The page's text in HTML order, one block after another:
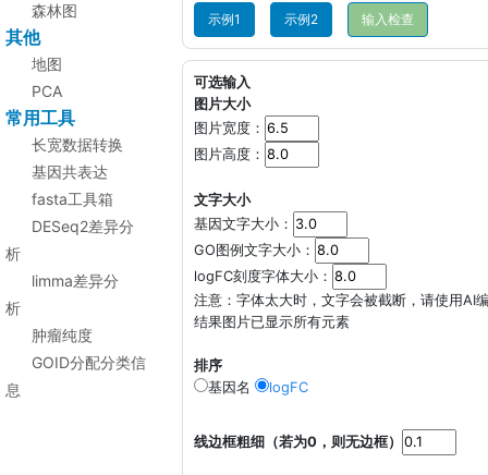
森林图
其他
地图
PCA
常用工具
长宽数据转换
基因共表达
fasta工具箱
DESeq2差异分
析
limma差异分
析
肿瘤纯度
GOID分配分类信
息
示例1 示例2
可选输入
图片大小
图片宽度：
图片高度：
文字大小
基因文字大小：
GO图例文字大小：
logFC刻度字体大小：
注意：字体太大时，文字会被截断，请使用AI
结果图片已显示所有元素
排序
基因名
logFC
线边框粗细（若为0，则无边框）